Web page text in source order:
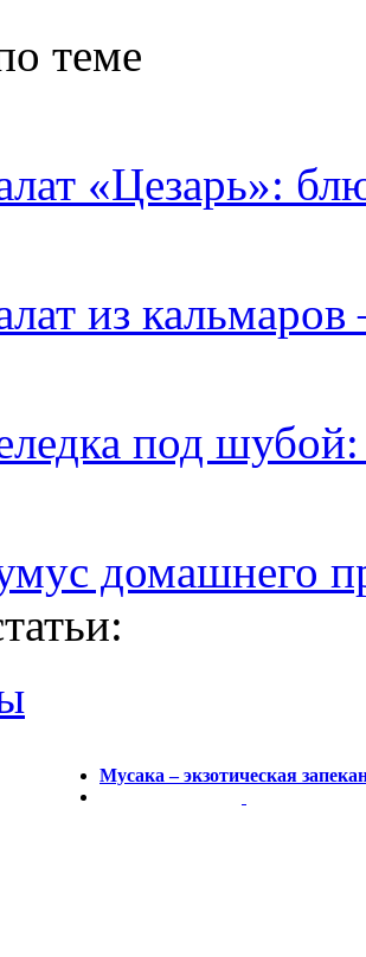
теме
«Цезарь»:
из
под шубой:
домашнего
Мусака – экзотическая